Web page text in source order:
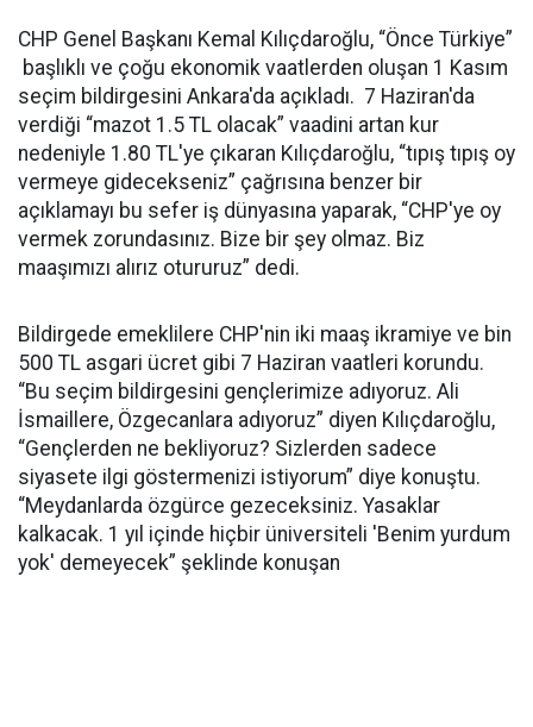
CHP Genel Başkanı Kemal Kılıçdaroğlu, “Önce Türkiye”
başlıklı ve çoğu ekonomik vaatlerden oluşan 1 Kasım
seçim bildirgesini Ankara'da açıkladı. 7 Haziran'da
verdiği “mazot 1.5 TL olacak” vaadini artan kur
nedeniyle 1.80 TL'ye çıkaran Kılıçdaroğlu, “tıpış tıpış oy
vermeye gidecekseniz” çağrısına benzer bir
açıklamayı bu sefer iş dünyasına yaparak, “CHP'ye oy
vermek zorundasınız. Bize bir şey olmaz. Biz
maaşımızı alırız otururuz” dedi.
Bildirgede emeklilere CHP'nin iki maaş ikramiye ve bin
500 TL asgari ücret gibi 7 Haziran vaatleri korundu.
“Bu seçim bildirgesini gençlerimize adıyoruz. Ali
İsmaillere, Özgecanlara adıyoruz” diyen Kılıçdaroğlu,
“Gençlerden ne bekliyoruz? Sizlerden sadece
siyasete ilgi göstermenizi istiyorum” diye konuştu.
“Meydanlarda özgürce gezeceksiniz. Yasaklar
kalkacak. 1 yıl içinde hiçbir üniversiteli 'Benim yurdum
yok' demeyecek” şeklinde konuşan